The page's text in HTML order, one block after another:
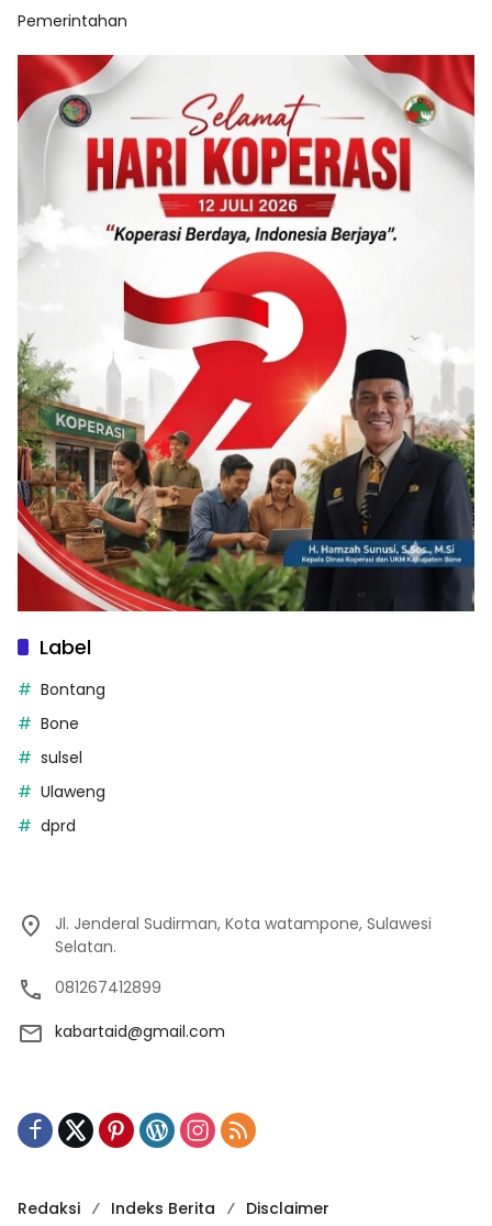
Pemerintahan
Label
Bontang
Bone
sulsel
Ulaweng
dprd
Jl. Jenderal Sudirman, Kota watampone, Sulawesi
Selatan.
081267412899
kabartaid@gmail.com
Redaksi Indeks Berita Disclaimer